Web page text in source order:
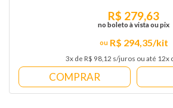
R$ 294,35/kit
3x de R$ 98,12 s/juros ou até 12x
R$ 279,63
no boleto à vista ou pix
COMPRAR